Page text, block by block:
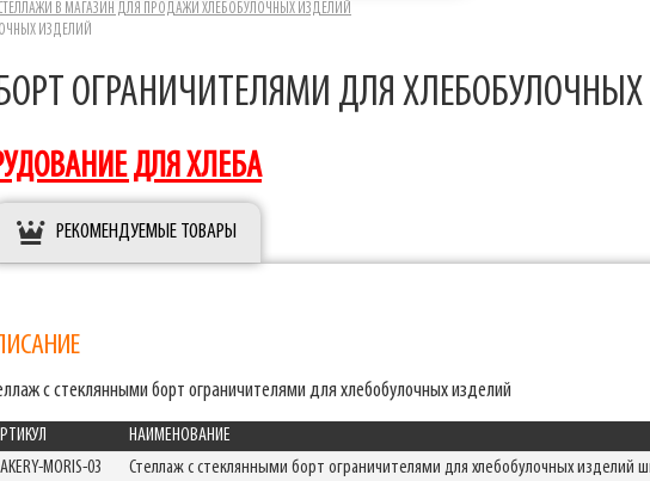
В МАГАЗИН ДЛЯ ПРОДАЖИ ХЛЕБОБУЛОЧНЫХ ИЗДЕЛИЙ
ИЗДЕЛИЙ
ОГРАНИЧИТЕЛЯМИ ДЛЯ
ДЛЯ ХЛЕБА
РЕКОМЕНДУЕМЫЕ ТОВАРЫ
с стеклянными борт ограничителями для хлебобулочных изделий
НАИМЕНОВАНИЕ
MORIS-03
Стеллаж с стеклянными борт ограничителями для хлебобулочных изделий